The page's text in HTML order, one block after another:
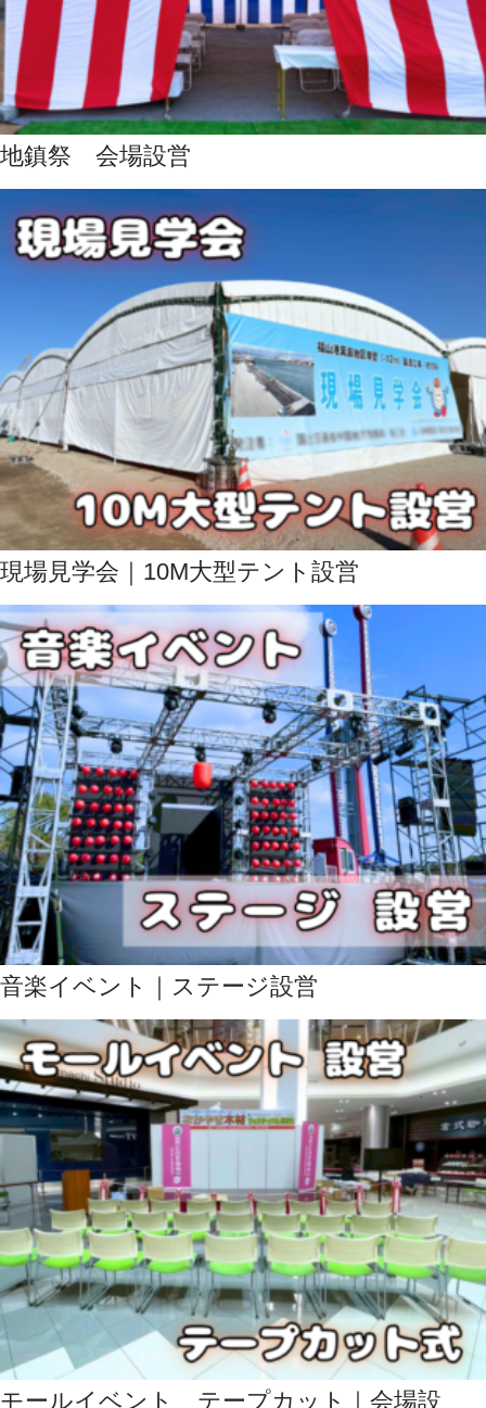
地鎮祭 会場設営
現場見学会｜10M大型テント設営
音楽イベント｜ステージ設営
モールイベント テープカット｜会場設